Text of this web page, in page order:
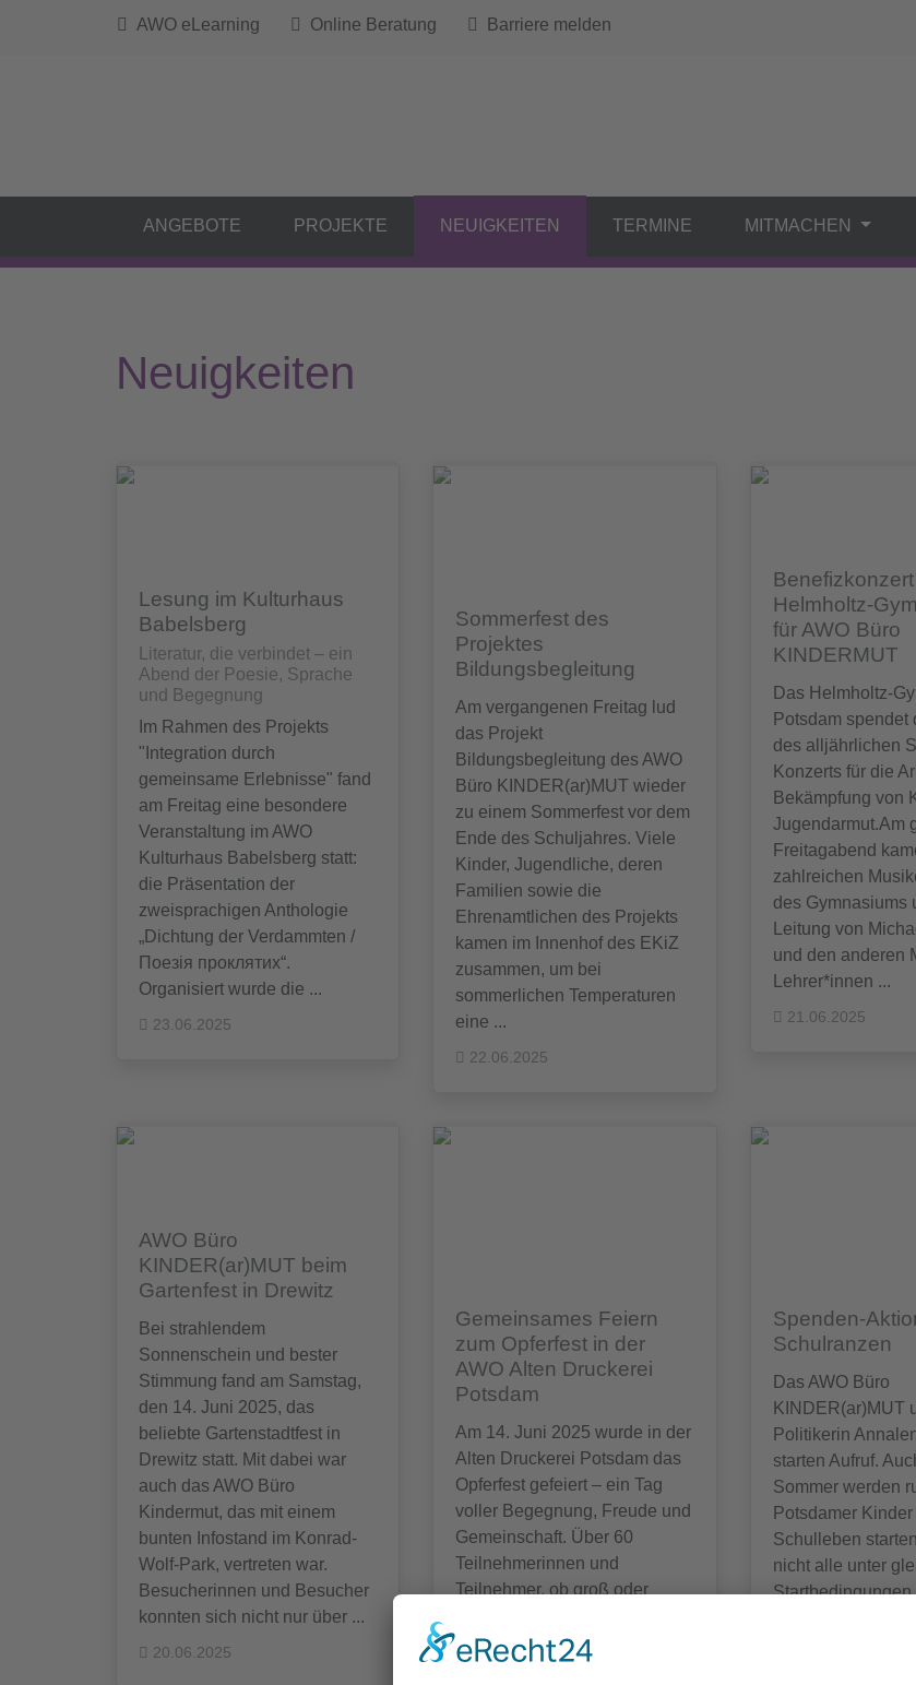
AWO eLearning Online Beratung Barriere melden
ANGEBOTE PROJEKTE NEUIGKEITEN TERMINE MITMACHEN
Neuigkeiten
Lesung im Kulturhaus
Babelsberg
Literatur, die verbindet – ein
Abend der Poesie, Sprache
und Begegnung
Im Rahmen des Projekts
"Integration durch
gemeinsame Erlebnisse" fand
am Freitag eine besondere
Veranstaltung im AWO
Kulturhaus Babelsberg statt:
die Präsentation der
zweisprachigen Anthologie
„Dichtung der Verdammten /
Поезія проклятих“.
Organisiert wurde die ...
23.06.2025
Sommerfest des
Projektes
Bildungsbegleitung
Am vergangenen Freitag lud
das Projekt
Bildungsbegleitung des AWO
Büro KINDER(ar)MUT wieder
zu einem Sommerfest vor dem
Ende des Schuljahres. Viele
Kinder, Jugendliche, deren
Familien sowie die
Ehrenamtlichen des Projekts
kamen im Innenhof des EKiZ
zusammen, um bei
sommerlichen Temperaturen
eine ...
22.06.2025
Helmholtz-
für AWO Büro
KINDERMUT
Das Helmholtz-
Potsdam spendet
des alljährlichen
Konzerts für die
Bekämpfung von
Jugendarmut.Am
Freitagabend
zahlreichen
des Gymnasiums
Leitung von
und den anderen
Lehrer*innen ...
21.06.2025
AWO Büro
KINDER(ar)MUT beim
Gartenfest in Drewitz
Bei strahlendem
Sonnenschein und bester
Stimmung fand am Samstag,
den 14. Juni 2025, das
beliebte Gartenstadtfest in
Drewitz statt. Mit dabei war
auch das AWO Büro
Kindermut, das mit einem
bunten Infostand im Konrad-
Wolf-Park, vertreten war.
Besucherinnen und Besucher
konnten sich nicht nur über ...
20.06.2025
Gemeinsames Feiern
zum Opferfest in der
AWO Alten Druckerei
Potsdam
Am 14. Juni 2025 wurde in der
Alten Druckerei Potsdam das
Opferfest gefeiert – ein Tag
voller Begegnung, Freude und
Gemeinschaft. Über 60
Teilnehmerinnen und
Teilnehmer, ob groß oder
diesen besonderen Anlass
miteinander zu begehen.Das
Spenden-
Schulranzen
Das AWO Büro
KINDER(ar)MUT
Politikerin
starten Aufruf.
Sommer werden
Potsdamer
Schulleben
nicht alle unter